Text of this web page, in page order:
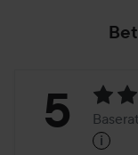
5
i